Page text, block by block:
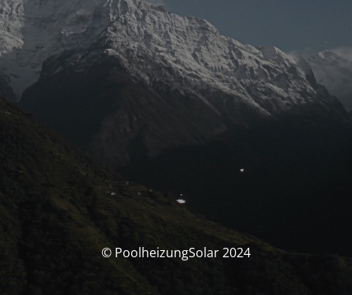
© PoolheizungSolar 2024